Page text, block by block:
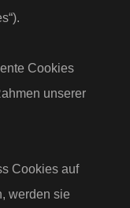
Cookies
unserer
Cookies auf
werden sie